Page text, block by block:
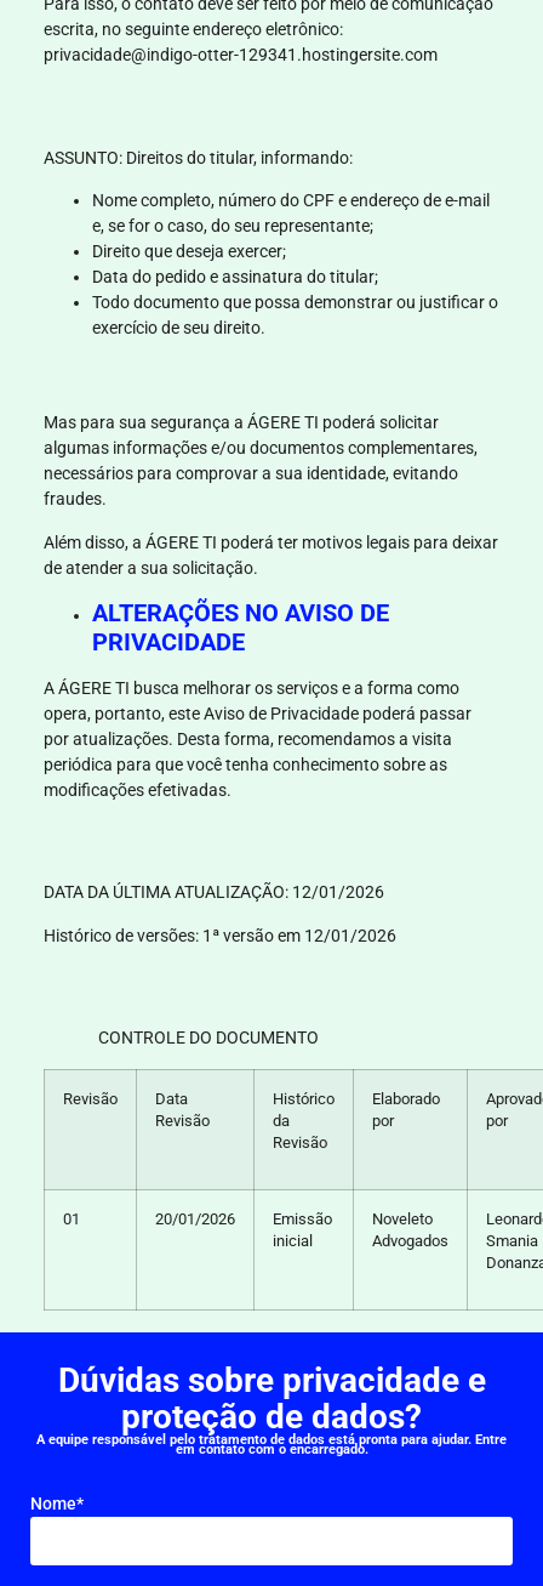
Para isso, o contato deve ser feito por meio de comunicação
escrita, no seguinte endereço eletrônico:
privacidade@indigo-otter-129341.hostingersite.com
ASSUNTO: Direitos do titular, informando:
Nome completo, número do CPF e endereço de e-mail
e, se for o caso, do seu representante;
Direito que deseja exercer;
Data do pedido e assinatura do titular;
Todo documento que possa demonstrar ou justificar o
exercício de seu direito.
Mas para sua segurança a ÁGERE TI poderá solicitar
algumas informações e/ou documentos complementares,
necessários para comprovar a sua identidade, evitando
fraudes.
Além disso, a ÁGERE TI poderá ter motivos legais para deixar
de atender a sua solicitação.
ALTERAÇÕES NO AVISO DE
PRIVACIDADE
AÁGERE TI busca melhorar os serviços e a forma como
opera, portanto, este Aviso de Privacidade poderá passar
por atualizações. Desta forma, recomendamos a visita
periódica para que você tenha conhecimento sobre as
modificações efetivadas.
DATA DA ÚLTIMA ATUALIZAÇÃO: 12/01/2026
Histórico de versões: 1ª versão em 12/01/2026
CONTROLE DO DOCUMENTO
Revisão
Data
Revisão
Histórico
da
Revisão
Elaborado
por
por
01 20/01/2026
Emissão
inicial
Noveleto
Advogados
Smania
Dúvidas sobre privacidade e
proteção de dados?
A equipe responsável pelo tratamento de dados está pronta para ajudar. Entre
em contato com o encarregado.
Nome*